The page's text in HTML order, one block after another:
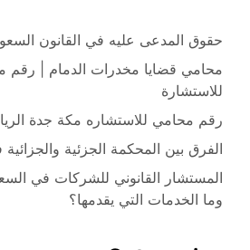
حقوق المدعى عليه في القانون
محامي قضايا مخدرات الدمام | رقم
للاستشارة
رقم محامي للاستشاره مكة جدة
الفرق بين المحكمة الجزئية
المستشار القانوني للشركات في
وما الخدمات التي يقدمها؟